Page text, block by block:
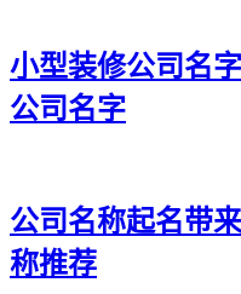
29、润励、鹏忆、翱宰、
32、为龙、征栋、尊东、
33、利永、民翰、帆熙、晸
小型装修公司名
公司名字
公司名称起名带
称推荐